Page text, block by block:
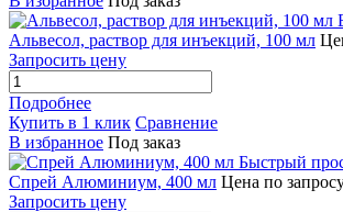
Альвесол, раствор для инъекций, 100 мл
Запросить цену
Подробнее
Купить в 1 клик Сравнение
В избранное Под заказ
Быстрый
Спрей Алюминиум, 400 мл Цена по
Запросить цену